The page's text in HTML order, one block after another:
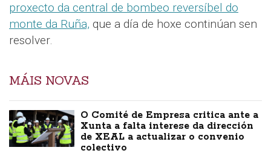
proxecto da central de bombeo reversíbel do
monte da Ruña, que a día de hoxe continúan sen
resolver.
MÁIS NOVAS
O Comité de Empresa critica ante a
Xunta a falta interese da dirección
de XEAL a actualizar o convenio
colectivo